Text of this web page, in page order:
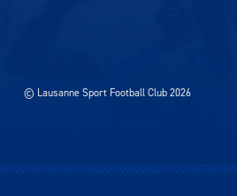
© Lausanne Sport Football Club 2026